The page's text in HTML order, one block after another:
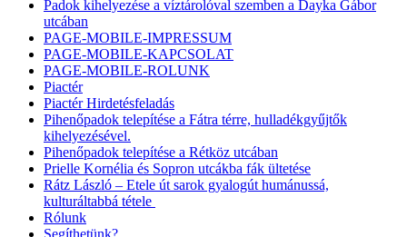
Padok kihelyezése a víztárolóval szemben a Dayka Gábor
utcában
PAGE-MOBILE-IMPRESSUM
PAGE-MOBILE-KAPCSOLAT
PAGE-MOBILE-ROLUNK
Piactér
Piactér Hirdetésfeladás
Pihenőpadok telepítése a Fátra térre, hulladékgyűjtők
kihelyezésével.
Pihenőpadok telepítése a Rétköz utcában
Prielle Kornélia és Sopron utcákba fák ültetése
Rátz László – Etele út sarok gyalogút humánussá,
kulturáltabbá tétele
Rólunk
Segíthetünk?